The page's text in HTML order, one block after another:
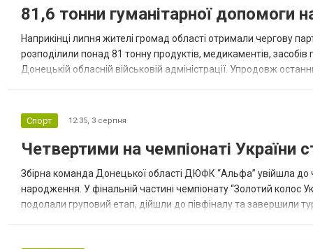
81,6 тонни гуманітарної допомоги
Наприкінці липня жителі громад області отримали чергову
розподілили понад 81 тонну продуктів, медикаментів, засобів
Донецькій обласній військовій адміністрації. Упродовж
Спорт 12:35, 3 серпня
Четвертими на чемпіонаті України
Збірна команда Донецької області ДЮФК “Альфа” увійшла до
народження. У фінальній частині чемпіонату “Золотий
подолали груповий етап, дійшли до півфіналу та завершили